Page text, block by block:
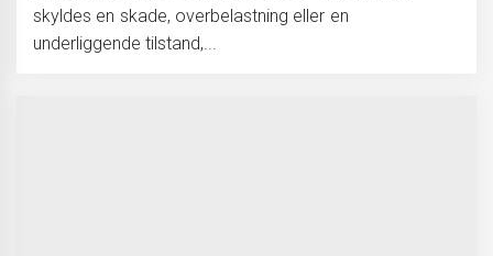
skyldes en skade, overbelastning eller en
underliggende tilstand,...